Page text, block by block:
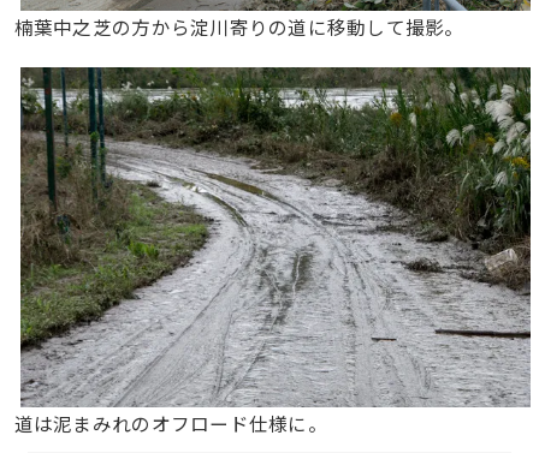
楠葉中之芝の方から淀川寄りの道に移動して撮影。
道は泥まみれのオフロード仕様に。